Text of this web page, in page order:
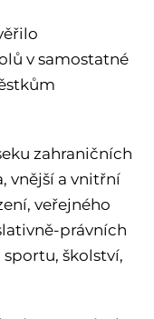
v samostatné
zahraničních
vnější a vnitřní
veřejného
právních
školství,